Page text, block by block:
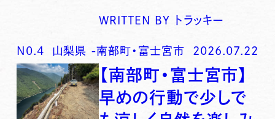
WRITTEN BY トラッキー
N0.4 山梨県 -南部町・富士宮市 2026.07.22
【南部町・富士宮市】
早めの行動で少しで